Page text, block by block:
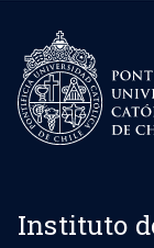
Instituto